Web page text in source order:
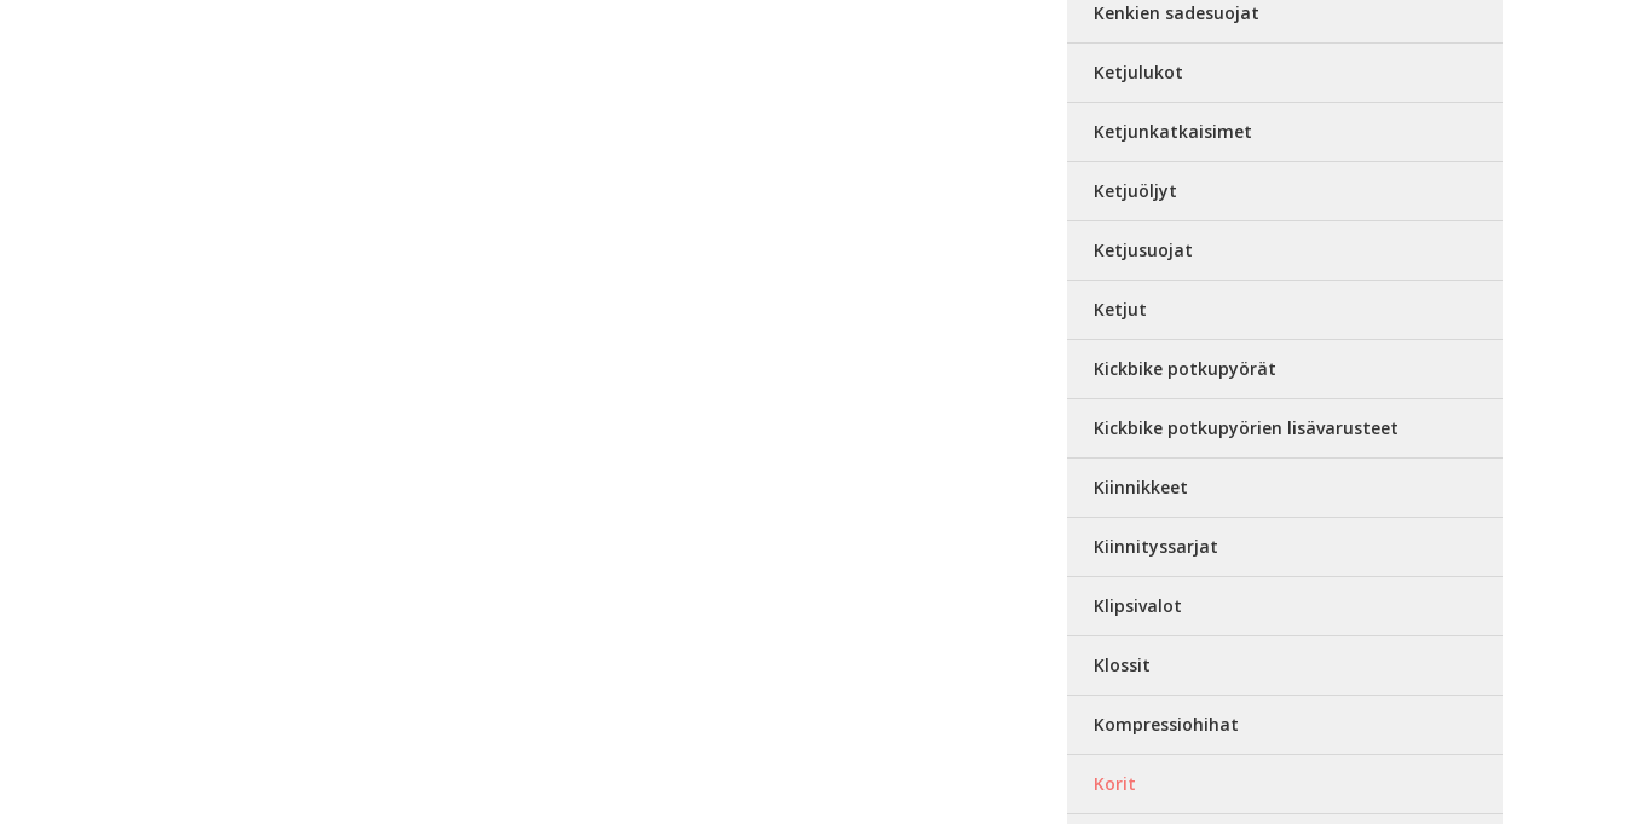
Kenkien sadesuojat
Ketjulukot
Ketjunkatkaisimet
Ketjuöljyt
Ketjusuojat
Ketjut
Kickbike potkupyörät
Kickbike potkupyörien lisävarusteet
Kiinnikkeet
Kiinnityssarjat
Klipsivalot
Klossit
Kompressiohihat
Korit